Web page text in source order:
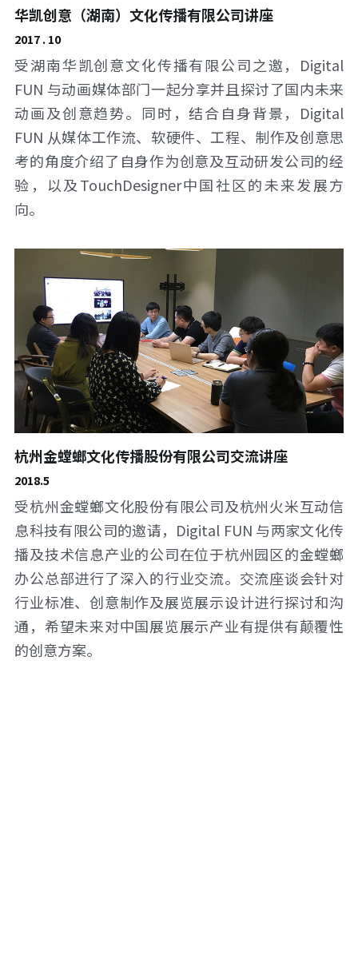
华凯创意（湖南）文化传播有限公司讲座
2017 . 10
受湖南华凯创意文化传播有限公司之邀，Digital
FUN 与动画媒体部门一起分享并且探讨了国内未来
动画及创意趋势。同时，结合自身背景，Digital
FUN 从媒体工作流、软硬件、工程、制作及创意思
考的角度介绍了自身作为创意及互动研发公司的经
验 ，以及TouchDesigner中国社区的未来发展方
向。
杭州金螳螂文化传播股份有限公司交流讲座
2018.5
受杭州金螳螂文化股份有限公司及杭州火米互动信
息科技有限公司的邀请，Digital FUN 与两家文化传
播及技术信息产业的公司在位于杭州园区的金螳螂
办公总部进行了深入的行业交流。交流座谈会针对
行业标准、创意制作及展览展示设计进行探讨和沟
通，希望未来对中国展览展示产业有提供有颠覆性
的创意方案。